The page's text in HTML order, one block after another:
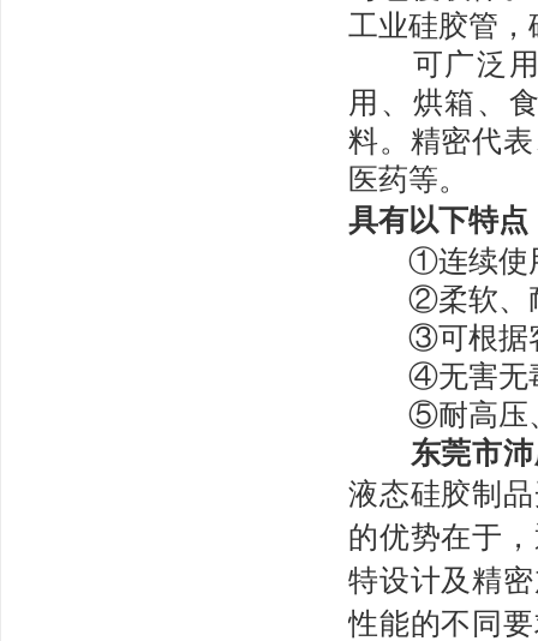
工业硅胶管
可广泛用
用、烘箱、
料。精密代
医药等。
具有以下特点
①连续使用
②柔软、
③可根据
④无害无
⑤耐高压
东莞市
液态硅胶制
的优势在于
特设计及精
性能的不同